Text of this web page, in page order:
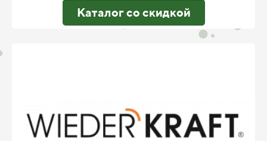
Каталог со скидкой